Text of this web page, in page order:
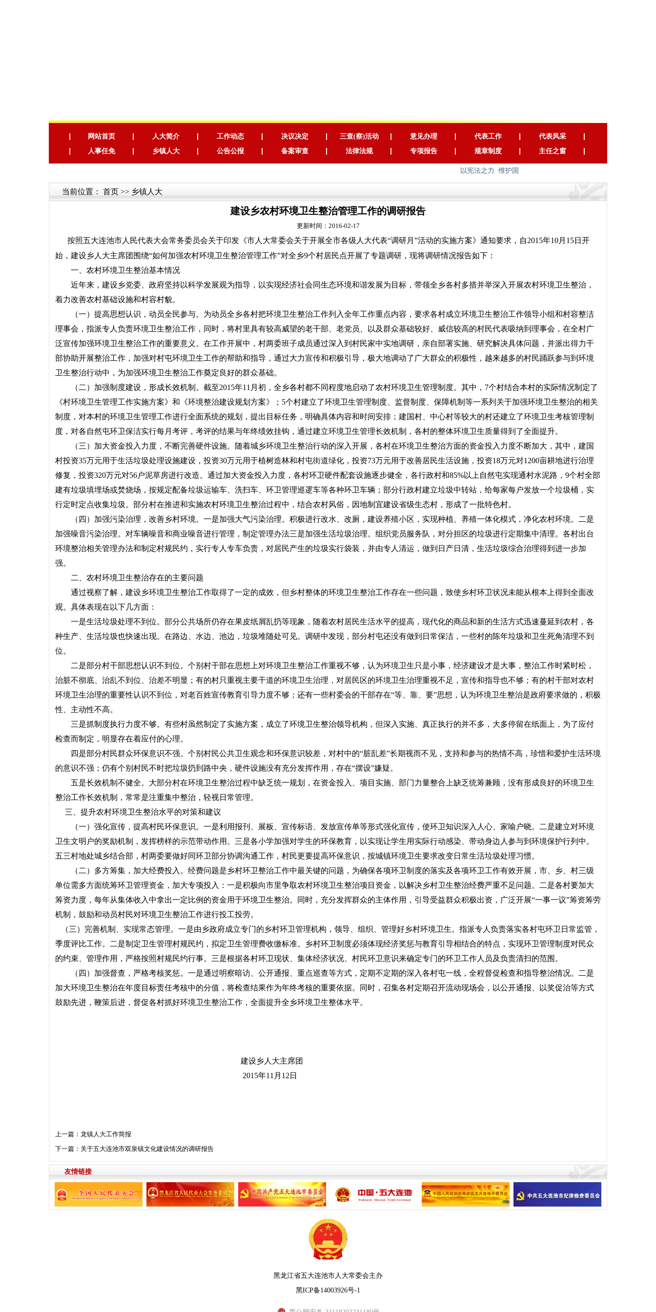
网站首页 人大简介 工作动态 决议决定 三查(察)活动 意见办理 代表工作
代表风采
人事任免
乡镇人大 公告公报 备案审查 法律法规 专项报告 规章制度 主任之窗
以宪法之力 维护国家长治久安 以宪法之光 照耀人民幸福安康
当前位置： 首页 >> 乡镇人大
建设乡农村环境卫生整治管理工作的调研报告
更新时间：2016-02-17
按照五大连池市人民代表大会常务委员会关于印发《市人大常委会关于开展全市各级人大代表“调研月”活动的实施方案》通知要求，自2015年10月15日开
始，建设乡人大主席团围绕“如何加强农村环境卫生整治管理工作”对全乡9个村居民点开展了专题调研，现将调研情况报告如下：
一、农村环境卫生整治基本情况
近年来，建设乡党委、政府坚持以科学发展观为指导，以实现经济社会同生态环境和谐发展为目标，带领全乡各村多措并举深入开展农村环境卫生整治，
着力改善农村基础设施和村容村貌。
（一）提高思想认识，动员全民参与。为动员全乡各村把环境卫生整治工作列入全年工作重点内容，要求各村成立环境卫生整治工作领导小组和村容整洁
理事会，指派专人负责环境卫生整治工作，同时，将村里具有较高威望的老干部、老党员、以及群众基础较好、威信较高的村民代表吸纳到理事会，在全村广
泛宣传加强环境卫生整治工作的重要意义。在工作开展中，村两委班子成员通过深入到村民家中实地调研，亲自部署实施、研究解决具体问题，并派出得力干
部协助开展整治工作，加强对村屯环境卫生工作的帮助和指导，通过大力宣传和积极引导，极大地调动了广大群众的积极性，越来越多的村民踊跃参与到环境
卫生整治行动中，为加强环境卫生整治工作奠定良好的群众基础。
（二）加强制度建设，形成长效机制。截至2015年11月初，全乡各村都不同程度地启动了农村环境卫生管理制度。其中，7个村结合本村的实际情况制定了
《村环境卫生管理工作实施方案》和《环境整治建设规划方案》；5个村建立了环境卫生管理制度、监督制度、保障机制等一系列关于加强环境卫生整治的相关
制度，对本村的环境卫生管理工作进行全面系统的规划，提出目标任务，明确具体内容和时间安排；建国村、中心村等较大的村还建立了环境卫生考核管理制
度，对各自然屯环卫保洁实行每月考评，考评的结果与年终绩效挂钩，通过建立环境卫生管理长效机制，各村的整体环境卫生质量得到了全面提升。
（三）加大资金投入力度，不断完善硬件设施。随着城乡环境卫生整治行动的深入开展，各村在环境卫生整治方面的资金投入力度不断加大，其中，建国
村投资35万元用于生活垃圾处理设施建设，投资30万元用于植树造林和村屯街道绿化，投资73万元用于改善居民生活设施，投资18万元对1200亩耕地进行治理
修复，投资320万元对56户泥草房进行改造。通过加大资金投入力度，各村环卫硬件配套设施逐步健全，各行政村和85%以上自然屯实现通村水泥路，9个村全部
建有垃圾填埋场或焚烧场，按规定配备垃圾运输车、洗扫车、环卫管理巡逻车等各种环卫车辆；部分行政村建立垃圾中转站，给每家每户发放一个垃圾桶，实
行定时定点收集垃圾。部分村在推进和实施农村环境卫生整治过程中，结合农村风俗，因地制宜建设省级生态村，形成了一批特色村。
（四）加强污染治理，改善乡村环境。一是加强大气污染治理。积极进行改水、改厕，建设养殖小区，实现种植、养殖一体化模式，净化农村环境。二是
加强噪音污染治理。对车辆噪音和商业噪音进行管理，制定管理办法三是加强生活垃圾治理。组织党员服务队，对分担区的垃圾进行定期集中清理。各村出台
环境整治相关管理办法和制定村规民约，实行专人专车负责，对居民产生的垃圾实行袋装，并由专人清运，做到日产日清，生活垃圾综合治理得到进一步加
强。
二、农村环境卫生整治存在的主要问题
通过视察了解，建设乡环境卫生整治工作取得了一定的成效，但乡村整体的环境卫生整治工作存在一些问题，致使乡村环卫状况未能从根本上得到全面改
观。具体表现在以下几方面：
一是生活垃圾处理不到位。部分公共场所仍存在果皮纸屑乱扔等现象，随着农村居民生活水平的提高，现代化的商品和新的生活方式迅速蔓延到农村，各
种生产、生活垃圾也快速出现。在路边、水边、池边，垃圾堆随处可见。调研中发现，部分村屯还没有做到日常保洁，一些村的陈年垃圾和卫生死角清理不到
位。
二是部分村干部思想认识不到位。个别村干部在思想上对环境卫生整治工作重视不够，认为环境卫生只是小事，经济建设才是大事，整治工作时紧时松，
治脏不彻底、治乱不到位、治差不明显；有的村只重视主要干道的环境卫生治理，对居民区的环境卫生治理重视不足，宣传和指导也不够；有的村干部对农村
环境卫生治理的重要性认识不到位，对老百姓宣传教育引导力度不够；还有一些村委会的干部存在“等、靠、要”思想，认为环境卫生整治是政府要求做的，积极
性、主动性不高。
三是抓制度执行力度不够。有些村虽然制定了实施方案，成立了环境卫生整治领导机构，但深入实施、真正执行的并不多，大多停留在纸面上，为了应付
检查而制定，明显存在着应付的心理。
四是部分村民群众环保意识不强。个别村民公共卫生观念和环保意识较差，对村中的“脏乱差”长期视而不见，支持和参与的热情不高，珍惜和爱护生活环境
的意识不强；仍有个别村民不时把垃圾扔到路中央，硬件设施没有充分发挥作用，存在“摆设”嫌疑。
五是长效机制不健全。大部分村在环境卫生整治过程中缺乏统一规划，在资金投入、项目实施、部门力量整合上缺乏统筹兼顾，没有形成良好的环境卫生
整治工作长效机制，常常是注重集中整治，轻视日常管理。
三、提升农村环境卫生整治水平的对策和建议
（一）强化宣传，提高村民环保意识。一是利用报刊、展板、宣传标语、发放宣传单等形式强化宣传，使环卫知识深入人心、家喻户晓。二是建立对环境
卫生文明户的奖励机制，发挥榜样的示范带动作用。三是各小学加强对学生的环保教育，以实现让学生用实际行动感染、带动身边人参与到环境保护行列中。
五三村地处城乡结合部，村两委要做好同环卫部分协调沟通工作，村民更要提高环保意识，按城镇环境卫生要求改变日常生活垃圾处理习惯。
（二）多方筹集，加大经费投入。经费问题是乡村环卫整治工作中最关键的问题，为确保各项环卫制度的落实及各项环卫工作有效开展，市、乡、村三级
单位需多方面统筹环卫管理资金，加大专项投入：一是积极向市里争取农村环境卫生整治项目资金，以解决乡村卫生整治经费严重不足问题。二是各村要加大
筹资力度，每年从集体收入中拿出一定比例的资金用于环境卫生整治。同时，充分发挥群众的主体作用，引导受益群众积极出资，广泛开展“一事一议”筹资筹劳
机制，鼓励和动员村民对环境卫生整治工作进行投工投劳。
（三）完善机制、实现常态管理。一是由乡政府成立专门的乡村环卫管理机构，领导、组织、管理好乡村环境卫生。指派专人负责落实各村屯环卫日常监管，
季度评比工作。二是制定卫生管理村规民约，拟定卫生管理费收缴标准。乡村环卫制度必须体现经济奖惩与教育引导相结合的特点，实现环卫管理制度对民众
的约束、管理作用，严格按照村规民约行事。三是根据各村环卫现状、集体经济状况、村民环卫意识来确定专门的环卫工作人员及负责清扫的范围。
（四）加强督查，严格考核奖惩。一是通过明察暗访、公开通报、重点巡查等方式，定期不定期的深入各村屯一线，全程督促检查和指导整治情况。二是
加大环境卫生整治在年度目标责任考核中的分值，将检查结果作为年终考核的重要依据。同时，召集各村定期召开流动现场会，以公开通报、以奖促治等方式
鼓励先进，鞭策后进，督促各村抓好环境卫生整治工作，全面提升全乡环境卫生整体水平。
建设乡人大主席团
2015年11月12日
上一篇： 龙镇人大工作简报
下一篇： 关于五大连池市双泉镇文化建设情况的调研报告
友情链接
黑龙江省五大连池市人大常委会主办
黑ICP备14003926号-1